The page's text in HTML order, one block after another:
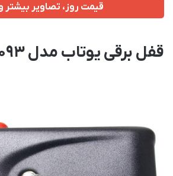
قیمت روز، تصاویر بیشتر
قفل برقی یوتاب مدل 1093